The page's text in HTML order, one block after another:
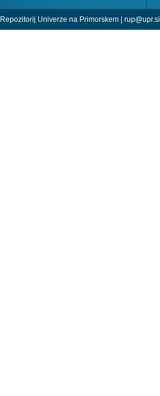
Repozitorij Univerze na Primorskem | rup@upr.si